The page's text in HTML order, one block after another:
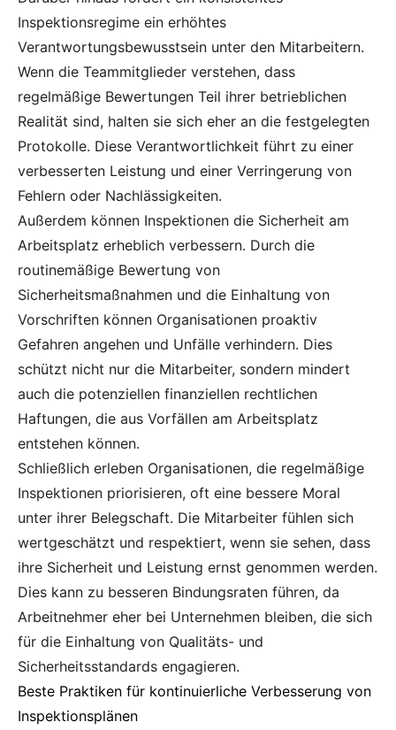
Inspektionsregime ein erhöhtes
Verantwortungsbewusstsein unter den Mitarbeitern.
Wenn die Teammitglieder verstehen, dass
regelmäßige Bewertungen Teil ihrer betrieblichen
Realität sind, halten sie sich eher an die festgelegten
Protokolle. Diese Verantwortlichkeit führt zu einer
verbesserten Leistung und einer Verringerung von
Fehlern oder Nachlässigkeiten.
Außerdem können Inspektionen die Sicherheit am
Arbeitsplatz erheblich verbessern. Durch die
routinemäßige Bewertung von
Sicherheitsmaßnahmen und die Einhaltung von
Vorschriften können Organisationen proaktiv
Gefahren angehen und Unfälle verhindern. Dies
schützt nicht nur die Mitarbeiter, sondern mindert
auch die potenziellen finanziellen rechtlichen
Haftungen, die aus Vorfällen am Arbeitsplatz
entstehen können.
Schließlich erleben Organisationen, die regelmäßige
Inspektionen priorisieren, oft eine bessere Moral
unter ihrer Belegschaft. Die Mitarbeiter fühlen sich
wertgeschätzt und respektiert, wenn sie sehen, dass
ihre Sicherheit und Leistung ernst genommen werden.
Dies kann zu besseren Bindungsraten führen, da
Arbeitnehmer eher bei Unternehmen bleiben, die sich
für die Einhaltung von Qualitäts- und
Sicherheitsstandards engagieren.
Beste Praktiken für kontinuierliche Verbesserung von
Inspektionsplänen